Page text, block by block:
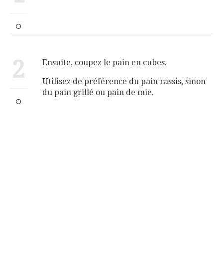
2
Ensuite, coupez le pain en cubes.
Utilisez de préférence du pain rassis, sinon
du pain grillé ou pain de mie.